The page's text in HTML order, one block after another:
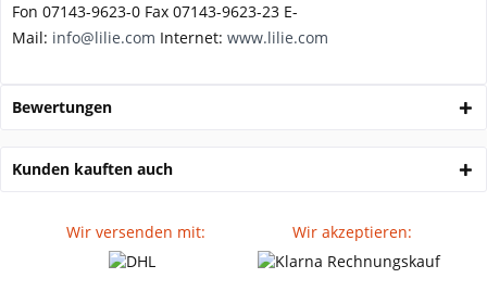
Fon 07143-9623-0 Fax 07143-9623-23 E-
Mail: info@lilie.com Internet: www.lilie.com
Bewertungen
Kunden kauften auch
Wir versenden mit: Wir akzeptieren: